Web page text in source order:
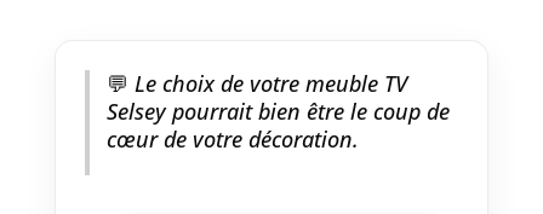
💬 Le choix de votre meuble TV
Selsey pourrait bien être le coup de
cœur de votre décoration.